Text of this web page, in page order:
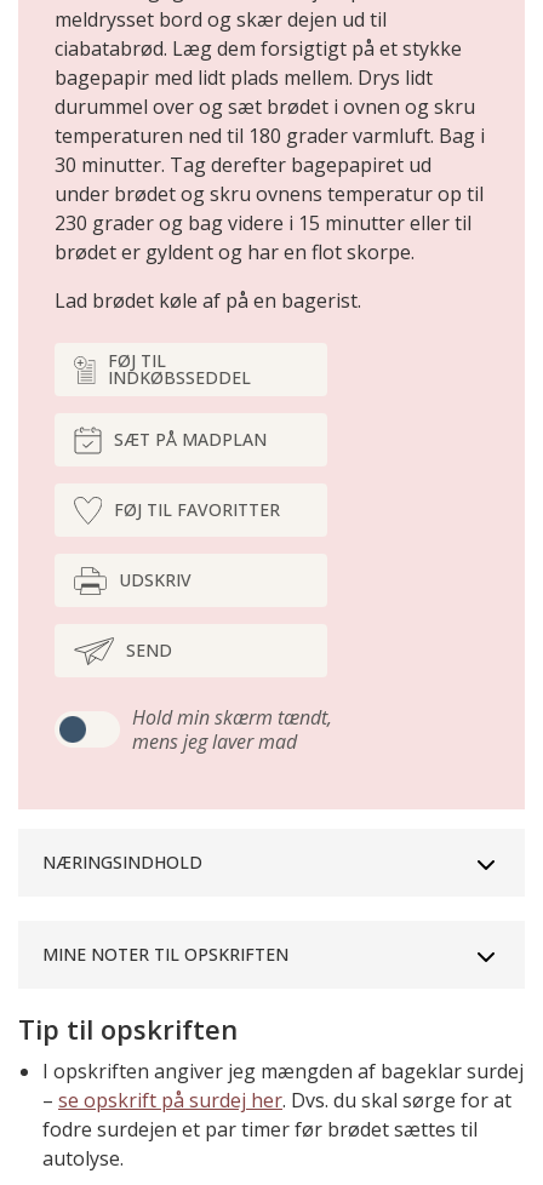
meldrysset bord og skær dejen ud til
ciabatabrød. Læg dem forsigtigt på et stykke
bagepapir med lidt plads mellem. Drys lidt
durummel over og sæt brødet i ovnen og skru
temperaturen ned til 180 grader varmluft. Bag i
30 minutter. Tag derefter bagepapiret ud
under brødet og skru ovnens temperatur op til
230 grader og bag videre i 15 minutter eller til
brødet er gyldent og har en flot skorpe.
Lad brødet køle af på en bagerist.
FØJ TIL
INDKØBSSEDDEL
SÆT PÅ MADPLAN
FØJ TIL FAVORITTER
UDSKRIV
SEND
Hold min skærm tændt,
mens jeg laver mad
NÆRINGSINDHOLD
MINE NOTER TIL OPSKRIFTEN
Tip til opskriften
I opskriften angiver jeg mængden af bageklar surdej
– se opskrift på surdej her. Dvs. du skal sørge for at
fodre surdejen et par timer før brødet sættes til
autolyse.